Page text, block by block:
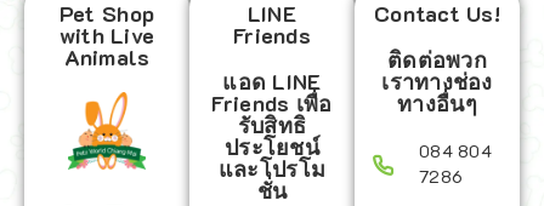
Pet Shop
with Live
Animals
LINE
Friends
แอด LINE
Friends เพื่อ
รับสิทธิ
ประโยชน์
และโปรโม
ชั่น
Contact Us!
ติดต่อพวก
เราทางช่อง
ทางอื่นๆ
084 804
7286